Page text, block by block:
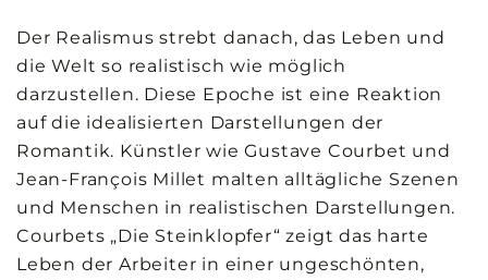
Der Realismus strebt danach, das Leben und
die Welt so realistisch wie möglich
darzustellen. Diese Epoche ist eine Reaktion
auf die idealisierten Darstellungen der
Romantik. Künstler wie Gustave Courbet und
Jean-François Millet malten alltägliche Szenen
und Menschen in realistischen Darstellungen.
Courbets „Die Steinklopfer“ zeigt das harte
Leben der Arbeiter in einer ungeschönten,